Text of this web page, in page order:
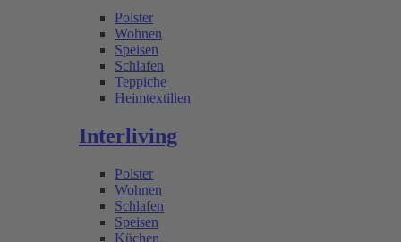
Polster
Wohnen
Speisen
Schlafen
Teppiche
Heimtextilien
Interliving
Polster
Wohnen
Schlafen
Speisen
Küchen